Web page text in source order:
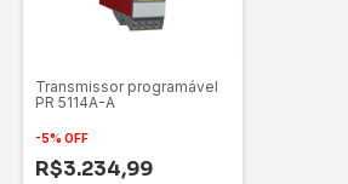
Transmissor programável
PR 5114A-A
-5% OFF
R$3.234,99